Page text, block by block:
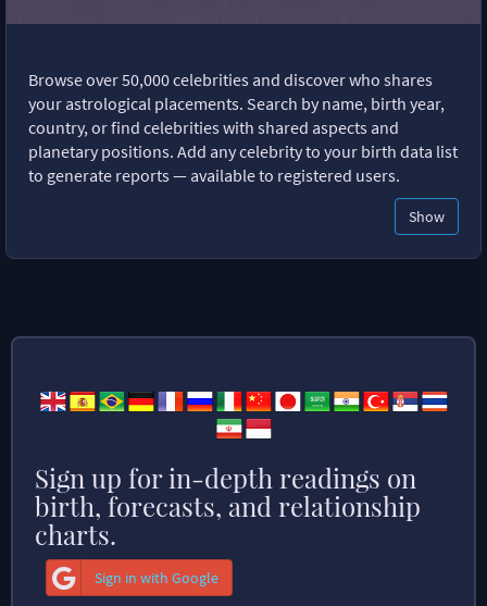
Browse over 50,000 celebrities and discover who shares
your astrological placements. Search by name, birth year,
country, or find celebrities with shared aspects and
planetary positions. Add any celebrity to your birth data list
to generate reports — available to registered users.
Show
Sign up for in-depth readings on
birth, forecasts, and relationship
charts.
Sign in with Google